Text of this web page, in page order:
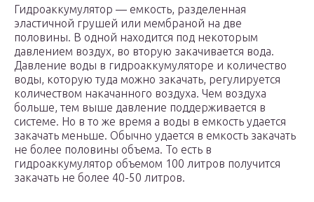
Гидроаккумулятор — емкость, разделенная
эластичной грушей или мембраной на две
половины. В одной находится под некоторым
давлением воздух, во вторую закачивается вода.
Давление воды в гидроаккумуляторе и количество
воды, которую туда можно закачать, регулируется
количеством накачанного воздуха. Чем воздуха
больше, тем выше давление поддерживается в
системе. Но в то же время а воды в емкость удается
закачать меньше. Обычно удается в емкость закачать
не более половины объема. То есть в
гидроаккумулятор объемом 100 литров получится
закачать не более 40-50 литров.